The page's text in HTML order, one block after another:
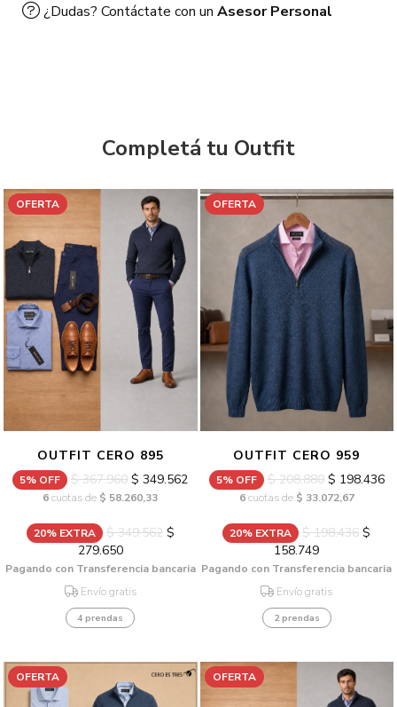
¿Dudas? Contáctate con un Asesor Personal
Completá tu Outfit
OFERTA
OUTFIT CERO 895
5% OFF $ 367.960 $ 349.562
6cuotas de $ 58.260,33
20% EXTRA $ 349.562$
279.650
Pagando con Transferencia bancaria
Envío gratis
4 prendas
OFERTA
OUTFIT CERO 959
5% OFF $ 208.880$ 198.436
6cuotas de $ 33.072,67
20% EXTRA $ 198.436 $
158.749
Pagando con Transferencia bancaria
Envío gratis
2 prendas
OFERTA OFERTA